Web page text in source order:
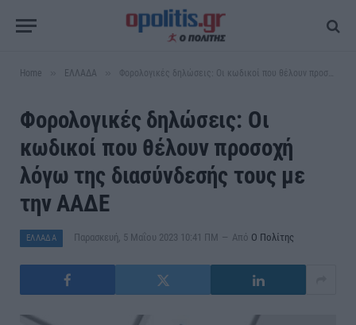
Home ΕΛΛΑΔΑ Φορολογικές δηλώσεις: Οι κωδικοί που θέλουν προσοχή λόγω της διασύνδεσής τους με την ΑΑΔΕ
Φορολογικές δηλώσεις: Οι
κωδικοί που θέλουν προσοχή
λόγω της διασύνδεσής τους με
την ΑΑΔΕ
ΕΛΛΑΔΑ Παρασκευή, 5 Μαΐου 2023 10:41 ΠΜ Από Ο Πολίτης